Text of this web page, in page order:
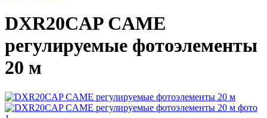
DXR20CAP CAME
регулируемые фотоэлементы
20 м